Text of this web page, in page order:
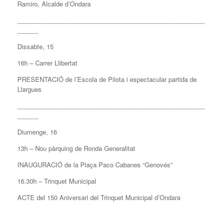
Ramiro, Alcalde d’Ondara
Dissabte, 15
16h – Carrer Llibertat
PRESENTACIÓ de l’Escola de Pilota i espectacular partida de
Llargues
Diumenge, 16
13h – Nou pàrquing de Ronda Generalitat
INAUGURACIÓ de la Plaça Paco Cabanes “Genovés”
16.30h – Trinquet Municipal
ACTE del 150 Aniversari del Trinquet Municipal d’Ondara